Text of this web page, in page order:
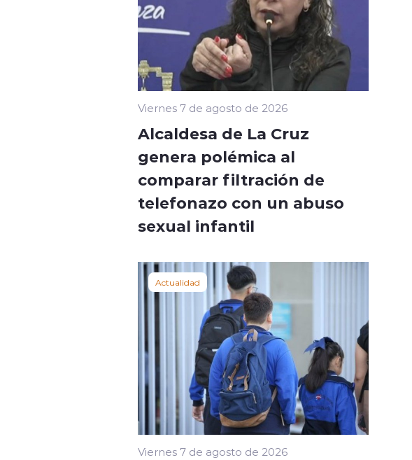
Viernes 7 de agosto de 2026
Alcaldesa de La Cruz
genera polémica al
comparar filtración de
telefonazo con un abuso
sexual infantil
Actualidad
Viernes 7 de agosto de 2026